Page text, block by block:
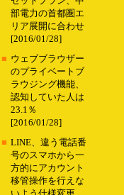
部電力の首都圏エ
リア展開に合わせ
[2016/01/28]
■ ウェブブラウザー
のプライベートブ
ラウジング機能、
認知していた人は
23.1％
[2016/01/28]
■ LINE、違う電話番
号のスマホから一
方的にアカウント
移管操作を行えな